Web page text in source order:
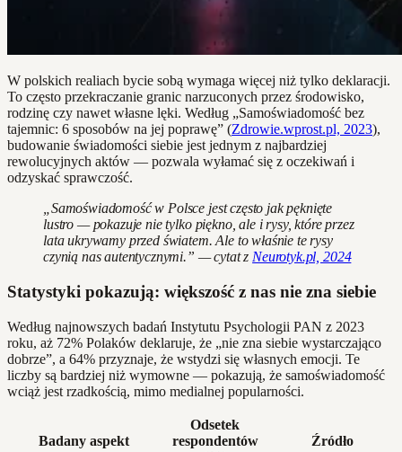
W polskich realiach bycie sobą wymaga więcej niż tylko deklaracji.
To często przekraczanie granic narzuconych przez środowisko,
rodzinę czy nawet własne lęki. Według „Samoświadomość bez
tajemnic: 6 sposobów na jej poprawę” (Zdrowie.wprost.pl, 2023),
budowanie świadomości siebie jest jednym z najbardziej
rewolucyjnych aktów — pozwala wyłamać się z oczekiwań i
odzyskać sprawczość.
„Samoświadomość w Polsce jest często jak pęknięte
lustro — pokazuje nie tylko piękno, ale i rysy, które przez
lata ukrywamy przed światem. Ale to właśnie te rysy
czynią nas autentycznymi.” — cytat z Neurotyk.pl, 2024
Statystyki pokazują: większość z nas nie zna siebie
Według najnowszych badań Instytutu Psychologii PAN z 2023
roku, aż 72% Polaków deklaruje, że „nie zna siebie wystarczająco
dobrze”, a 64% przyznaje, że wstydzi się własnych emocji. Te
liczby są bardziej niż wymowne — pokazują, że samoświadomość
wciąż jest rzadkością, mimo medialnej popularności.
Badany aspekt
Odsetek
respondentów
Źródło